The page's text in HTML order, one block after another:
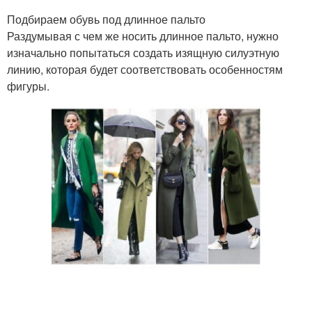
Подбираем обувь под длинное пальто
Раздумывая с чем же носить длинное пальто, нужно
изначально попытаться создать изящную силуэтную
линию, которая будет соответствовать особенностям
фигуры.